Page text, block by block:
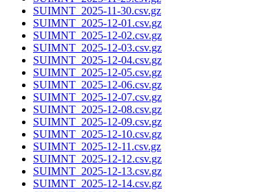
SUIMNT_2025-11-30.csv.gz
SUIMNT_2025-12-01.csv.gz
SUIMNT_2025-12-02.csv.gz
SUIMNT_2025-12-03.csv.gz
SUIMNT_2025-12-04.csv.gz
SUIMNT_2025-12-05.csv.gz
SUIMNT_2025-12-06.csv.gz
SUIMNT_2025-12-07.csv.gz
SUIMNT_2025-12-08.csv.gz
SUIMNT_2025-12-09.csv.gz
SUIMNT_2025-12-10.csv.gz
SUIMNT_2025-12-11.csv.gz
SUIMNT_2025-12-12.csv.gz
SUIMNT_2025-12-13.csv.gz
SUIMNT_2025-12-14.csv.gz